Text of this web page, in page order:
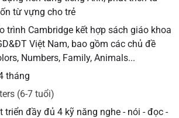
từ vựng cho trẻ
Cambridge kết hợp sách giáo khoa
Việt Nam, bao gồm các chủ đề
Numbers, Family, Animals...
tháng
(6-7 tuổi)
đầy đủ 4 kỹ năng nghe - nói - đọc -